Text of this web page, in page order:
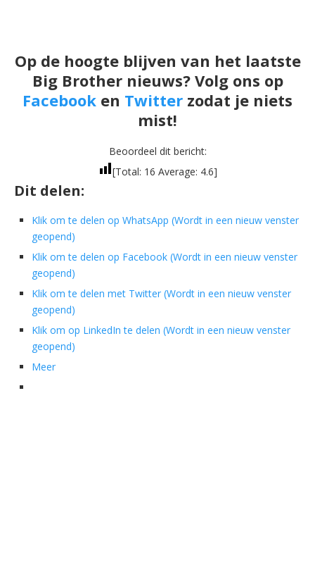
Op de hoogte blijven van het laatste
Big Brother nieuws? Volg ons op
Facebook en Twitter zodat je niets
mist!
Beoordeel dit bericht:
[Total: 16 Average: 4.6]
Dit delen:
Klik om te delen op WhatsApp (Wordt in een nieuw venster
geopend)
Klik om te delen op Facebook (Wordt in een nieuw venster
geopend)
Klik om te delen met Twitter (Wordt in een nieuw venster
geopend)
Klik om op LinkedIn te delen (Wordt in een nieuw venster
geopend)
Meer